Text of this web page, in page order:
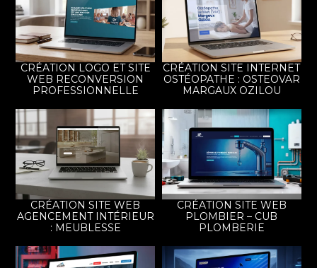
CRÉATION LOGO ET SITE
WEB RECONVERSION
PROFESSIONNELLE
CRÉATION SITE INTERNET
OSTÉOPATHE : OSTEOVAR
MARGAUX OZILOU
CRÉATION SITE WEB
AGENCEMENT INTÉRIEUR
: MEUBLESSE
CRÉATION SITE WEB
PLOMBIER – CUB
PLOMBERIE